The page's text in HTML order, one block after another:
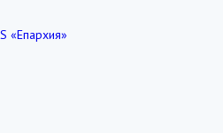
«Епархия»